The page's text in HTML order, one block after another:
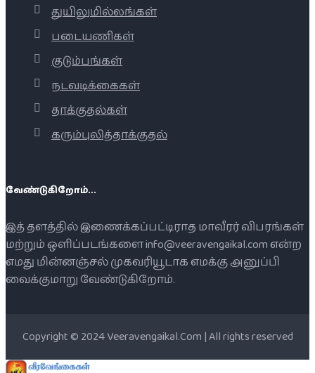
துயிலுமில்லங்கள்
படையணிகள்
குடும்பங்கள்
நடவடிக்கைகள்
தாக்குதல்கள்
கரும்புலித்தாக்குதல்
வேண்டுகிறோம்...
இத் தளத்தில் இணைக்கப்பட்டிராத மாவீரர் விபரங்கள்
மற்றும் ஒளிப்படங்களை info@veeravengaikal.com என்ற
எமது மின்னஞ்சல் முகவரியூடாக எமக்கு அனுப்பி
வைக்குமாறு வேண்டுகிறோம்.
Copyright © 2024 Veeravengaikal.Com | All rights reserved